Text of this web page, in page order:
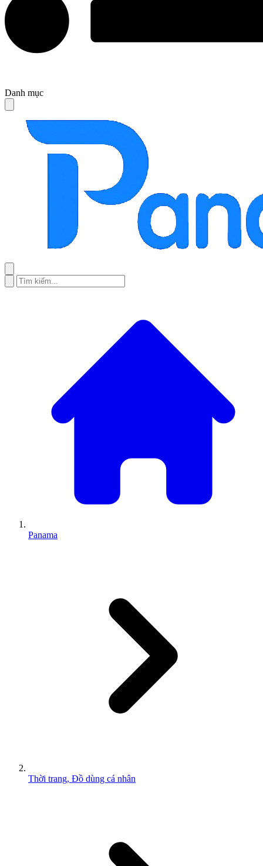
Danh mục
Panama
Thời trang, Đồ dùng cá nhân